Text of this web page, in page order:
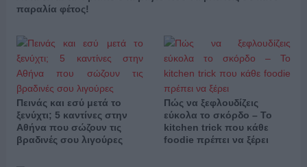
παραλία φέτος!
Πεινάς και εσύ μετά το
ξενύχτι; 5 καντίνες στην
Αθήνα που σώζουν τις
βραδινές σου λιγούρες
Πώς να ξεφλουδίζεις
εύκολα το σκόρδο – Το
kitchen trick που κάθε
foodie πρέπει να ξέρει